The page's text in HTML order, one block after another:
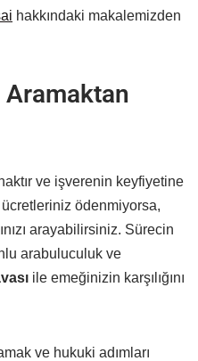
hakkındaki makalemizden
Aramaktan
ve işverenin keyfiyetine
ücretleriniz ödenmiyorsa,
arayabilirsiniz. Sürecin
arabuluculuk ve
ile emeğinizin karşılığını
ve hukuki adımları